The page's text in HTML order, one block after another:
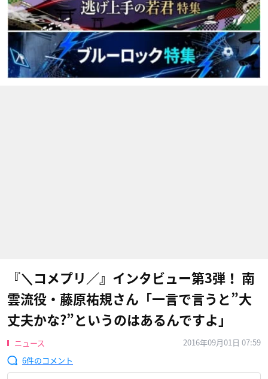
『＼コメプリ／』インタビュー第3弾！ 南
雲流役・藤原祐規さん「一言で言うと”大
丈夫かな?”というのはあるんですよ」
ニュース
2016年09月01日 07:59
6